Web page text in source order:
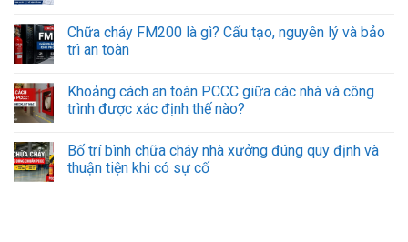
Chữa cháy FM200 là gì? Cấu tạo, nguyên lý và bảo
trì an toàn
Khoảng cách an toàn PCCC giữa các nhà và công
trình được xác định thế nào?
Bố trí bình chữa cháy nhà xưởng đúng quy định và
thuận tiện khi có sự cố